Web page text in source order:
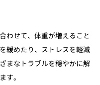
わせて、体重が増えること
緩めたり、ストレスを軽減
まなトラブルを穏やかに解
す。